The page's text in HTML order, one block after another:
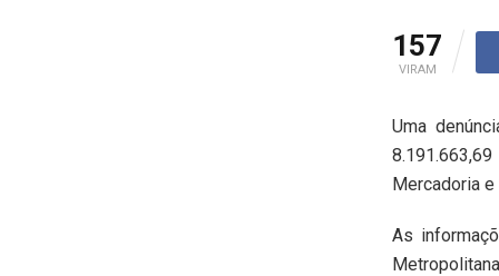
157
VIRAM
Uma
Mercadoria
As